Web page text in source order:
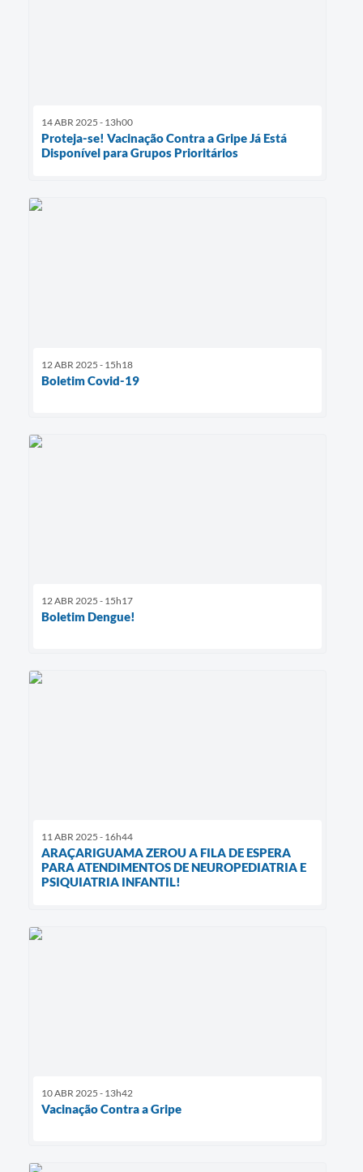
14 ABR 2025 - 13h00
Proteja-se! Vacinação Contra a Gripe Já Está
Disponível para Grupos Prioritários
12 ABR 2025 - 15h18
Boletim Covid-19
12 ABR 2025 - 15h17
Boletim Dengue!
11 ABR 2025 - 16h44
ARAÇARIGUAMA ZEROU A FILA DE ESPERA
PARA ATENDIMENTOS DE NEUROPEDIATRIA E
PSIQUIATRIA INFANTIL!
10 ABR 2025 - 13h42
Vacinação Contra a Gripe